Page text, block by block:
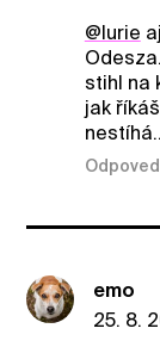
@lurie
stihl na
jak
nestíhá..
emo
25. 8.